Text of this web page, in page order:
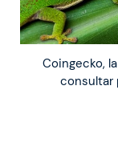
Coingecko,
consultar